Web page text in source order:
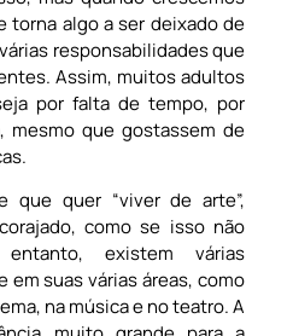
torna algo a ser deixado de
responsabilidades que
Assim, muitos adultos
por falta de tempo, por
mesmo que gostassem de
que quer “viver de arte”,
como se isso não
existem várias
em suas várias áreas, como
na música e no teatro. A